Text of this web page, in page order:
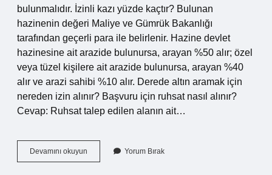
bulunmalıdır. İzinli kazı yüzde kaçtır? Bulunan
hazinenin değeri Maliye ve Gümrük Bakanlığı
tarafından geçerli para ile belirlenir. Hazine devlet
hazinesine ait arazide bulunursa, arayan %50 alır; özel
veya tüzel kişilere ait arazide bulunursa, arayan %40
alır ve arazi sahibi %10 alır. Derede altın aramak için
nereden izin alınır? Başvuru için ruhsat nasıl alınır?
Cevap: Ruhsat talep edilen alanın ait…
Devamını okuyun Müzeden
Kazı
Yorum Bırak